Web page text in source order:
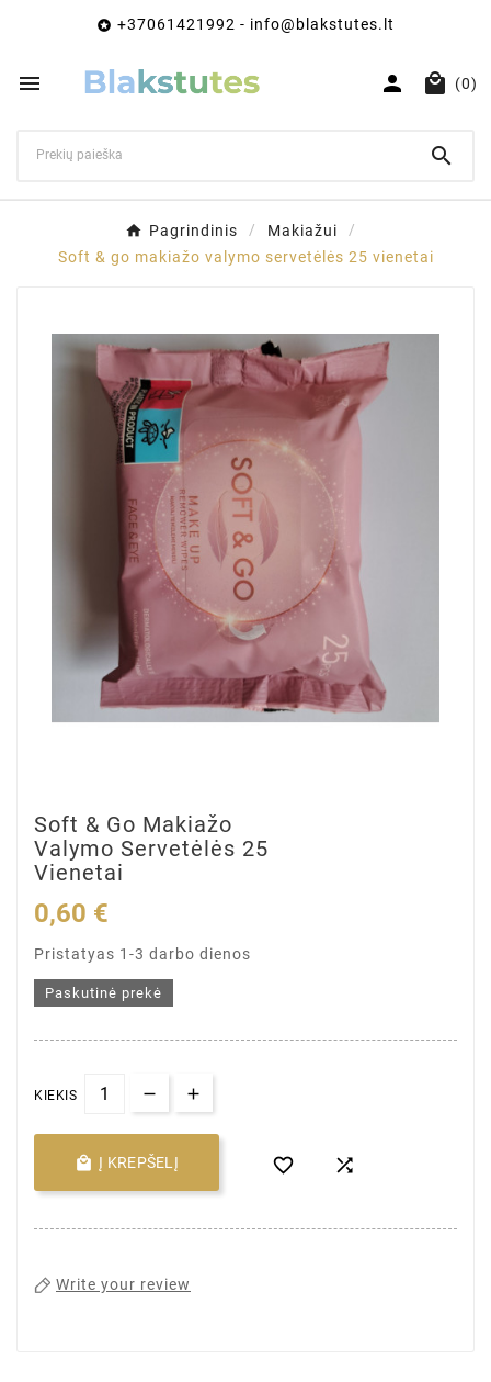
 +37061421992 - info@blakstutes.lt
   (0)

Pagrindinis
Makiažui
Soft & go makiažo valymo servetėlės 25 vienetai
Soft & Go Makiažo
Valymo Servetėlės 25
Vienetai
0,60 €
Pristatyas 1-3 darbo dienos
Paskutinė prekė
KIEKIS
 Į KREPŠELĮ  
Write your review